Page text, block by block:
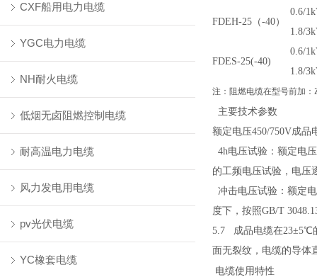
CXF船用电力电缆
YGC电力电缆
NH耐火电缆
低烟无卤阻燃控制电缆
耐高温电力电缆
风力发电用电缆
pv光伏电缆
YC橡套电缆
FDEH-25 （-40）
0.6/
1.8/
FDES-25(-40)
0.6/
1.8/
注：阻燃电缆在型号前加：
主要技术参数
额定电压450/750V成品
4h电压试验：额定电压
的工频电压试验，电压
冲击电压试验：额定
度下，按照GB/T
5.7 成品电缆在23±5℃
面无裂纹，电缆的导体
电缆使用特性